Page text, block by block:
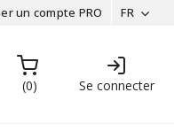
un compte PRO FR
0 Se connecter